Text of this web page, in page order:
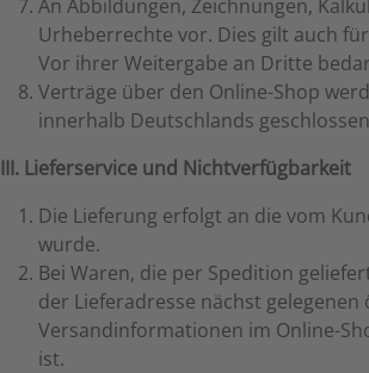
An Abbildungen, Zeichnungen,
Urheberrechte vor. Dies gilt auch
Vor ihrer Weitergabe an Dritte
Verträge über den Online-Shop
innerhalb Deutschlands
III. Lieferservice und Nichtverfügbarkeit
Die Lieferung erfolgt an die vom
wurde.
Bei Waren, die per Spedition
der Lieferadresse nächst
Versandinformationen im Online-
ist.